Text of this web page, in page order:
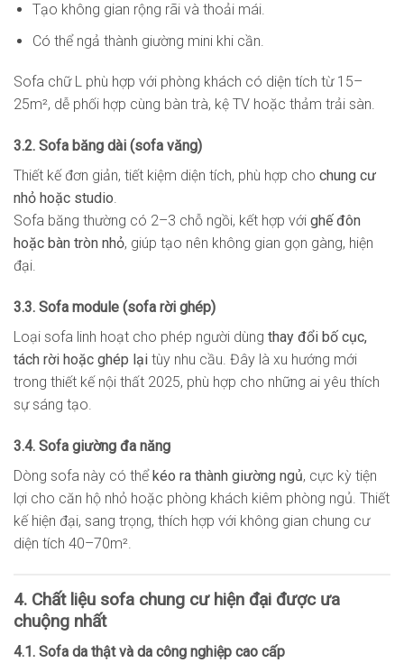
Tạo không gian rộng rãi và thoải mái.
Có thể ngả thành giường mini khi cần.
Sofa chữ L phù hợp với phòng khách có diện tích từ 15–
25m², dễ phối hợp cùng bàn trà, kệ TV hoặc thảm trải sàn.
3.2. Sofa băng dài (sofa văng)
Thiết kế đơn giản, tiết kiệm diện tích, phù hợp cho chung cư
nhỏ hoặc studio.
Sofa băng thường có 2–3 chỗ ngồi, kết hợp với ghế đôn
hoặc bàn tròn nhỏ, giúp tạo nên không gian gọn gàng, hiện
đại.
3.3. Sofa module (sofa rời ghép)
Loại sofa linh hoạt cho phép người dùng thay đổi bố cục,
tách rời hoặc ghép lại tùy nhu cầu. Đây là xu hướng mới
trong thiết kế nội thất 2025, phù hợp cho những ai yêu thích
sự sáng tạo.
3.4. Sofa giường đa năng
Dòng sofa này có thểkéo ra thành giường ngủ, cực kỳ tiện
lợi cho căn hộ nhỏ hoặc phòng khách kiêm phòng ngủ. Thiết
kế hiện đại, sang trọng, thích hợp với không gian chung cư
diện tích 40–70m².
4. Chất liệu sofa chung cư hiện đại được ưa
chuộng nhất
4.1. Sofa da thật và da công nghiệp cao cấp